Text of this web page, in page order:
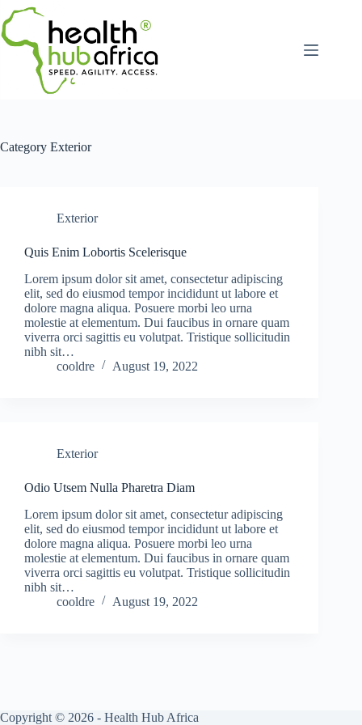
Category Exterior
Exterior
Quis Enim Lobortis Scelerisque
Lorem ipsum dolor sit amet, consectetur adipiscing
elit, sed do eiusmod tempor incididunt ut labore et
dolore magna aliqua. Posuere morbi leo urna
molestie at elementum. Dui faucibus in ornare quam
viverra orci sagittis eu volutpat. Tristique sollicitudin
nibh sit…
cooldre
August 19, 2022
Exterior
Odio Utsem Nulla Pharetra Diam
Lorem ipsum dolor sit amet, consectetur adipiscing
elit, sed do eiusmod tempor incididunt ut labore et
dolore magna aliqua. Posuere morbi leo urna
molestie at elementum. Dui faucibus in ornare quam
viverra orci sagittis eu volutpat. Tristique sollicitudin
nibh sit…
cooldre
August 19, 2022
Copyright © 2026 - Health Hub Africa